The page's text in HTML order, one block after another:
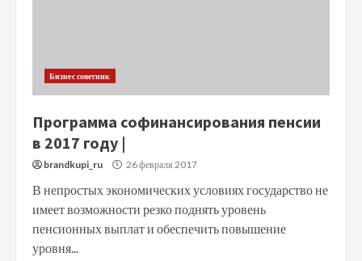
Бизнес советник
Программа софинансирования пенсии
в 2017 году |
brandkupi_ru 26 февраля 2017
В непростых экономических условиях государство не
имеет возможности резко поднять уровень
пенсионных выплат и обеспечить повышение
уровня...